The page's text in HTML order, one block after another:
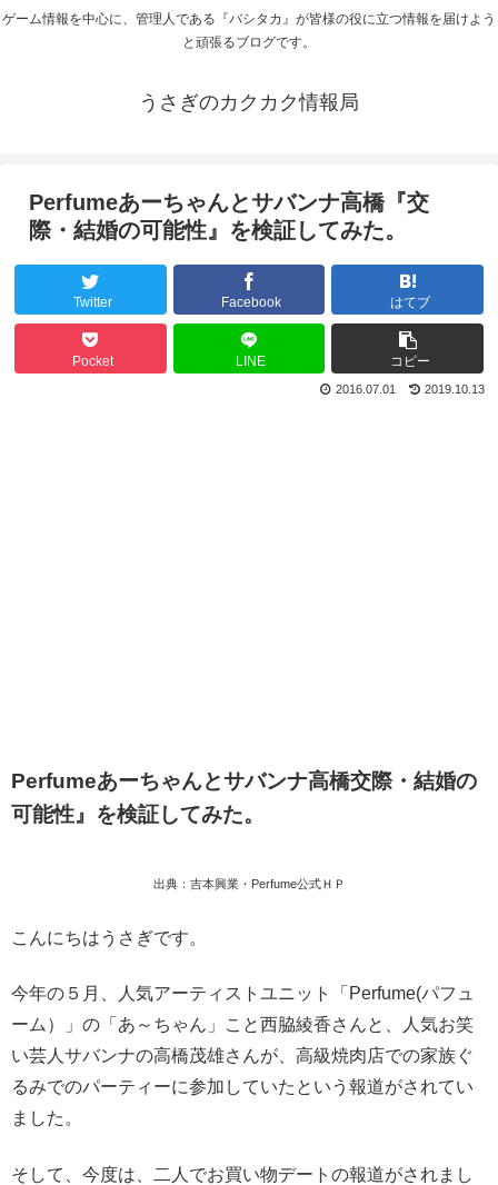
ゲーム情報を中心に、管理人である『バシタカ』が皆様の役に立つ情報を届けよう
と頑張るブログです。
うさぎのカクカク情報局
Perfumeあーちゃんとサバンナ高橋『交
際・結婚の可能性』を検証してみた。
Twitter Facebook はてブ
Pocket LINE コピー
2019.10.13
2016.07.01
Perfumeあーちゃんとサバンナ高橋交際・結婚の
可能性』を検証してみた。
出典：吉本興業・Perfume公式ＨＰ
こんにちはうさぎです。
今年の５月、人気アーティストユニット「Perfume(パフュ
ーム）」の「あ～ちゃん」こと西脇綾香さんと、人気お笑
い芸人サバンナの高橋茂雄さんが、高級焼肉店での家族ぐ
るみでのパーティーに参加していたという報道がされてい
ました。
そして、今度は、二人でお買い物デートの報道がされまし